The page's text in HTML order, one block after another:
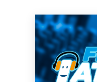
Skip
to
content